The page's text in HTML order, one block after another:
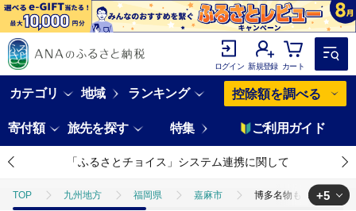
ログイン 新規登録 カート
カテゴリ 地域 ランキング 控除額を調べる
寄付額 旅先を探す 特集 ご利用ガイド
「ふるさとチョイス」システム連携に関して
TOP 九州地方 福岡県 嘉麻市 博多名物もつ鍋バラエ
+5